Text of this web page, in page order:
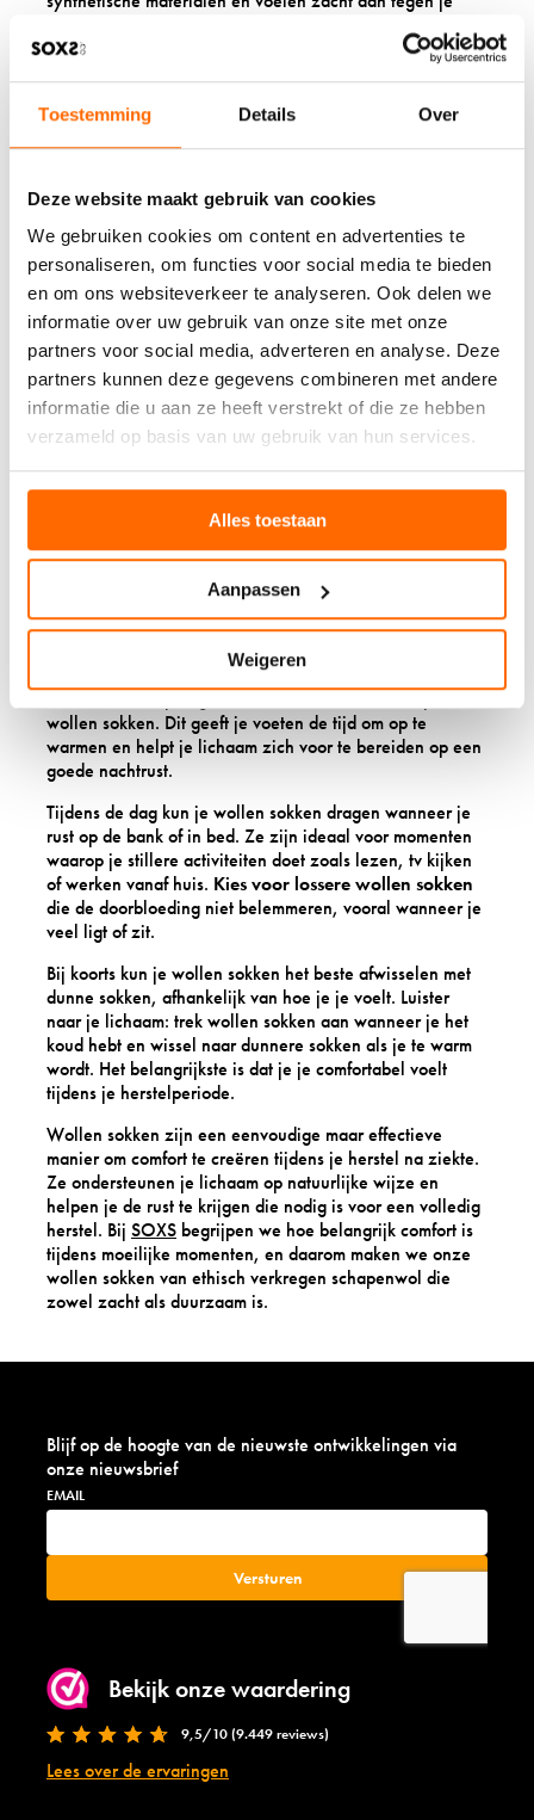
Toestemming Details Over
Deze website maakt gebruik van cookies
We gebruiken cookies om content en advertenties te
personaliseren, om functies voor social media te bieden
en om ons websiteverkeer te analyseren. Ook delen we
informatie over uw gebruik van onze site met onze
partners voor social media, adverteren en analyse. Deze
partners kunnen deze gegevens combineren met andere
informatie die u aan ze heeft verstrekt of die ze hebben
verzameld op basis van uw gebruik van hun services.
Alles toestaan
Aanpassen
Weigeren
medicijnen of ziekte.
Het dragen van wollen sokken geeft ook een
psychologisch gevoel van warmte en zorg. Dit comfort
groot verschil maken in hoe je je voelt.
Wollen sokken hebben een lange levensduur
behouden hun vorm goed, zelfs na veel gebruik tijdens
lange herstelperiodes. De vezels in schapenwol zijn
resistent tegen slijtage en gaan langer mee dan andere
materialen. Dit betekent dat je kunt vertrouwen op het
comfort van je wollen sokken gedurende je hele
WANNEER DRAAG JE
HET BESTE WOLLEN
SOKKEN TIJDENS JE
HERSTEL?
Draag wollen sokken vooral ’s avonds en ’s nachts voor
optimaal comfort tijdens je herstel. Begin ongeveer een
uur voor het slapen gaan met het aantrekken van je
wollen sokken. Dit geeft je voeten de tijd om op te
warmen en helpt je lichaam zich voor te bereiden op een
goede nachtrust.
Tijdens de dag kun je wollen sokken dragen wanneer je
rust op de bank of in bed. Ze zijn ideaal voor momenten
waarop je stillere activiteiten doet zoals lezen, tv kijken
of werken vanaf huis. Kies voor lossere wollen sokken
die de doorbloeding niet belemmeren, vooral wanneer je
veel ligt of zit.
Bij koorts kun je wollen sokken het beste afwisselen met
dunne sokken, afhankelijk van hoe je je voelt. Luister
naar je lichaam: trek wollen sokken aan wanneer je het
koud hebt en wissel naar dunnere sokken als je te warm
wordt. Het belangrijkste is dat je je comfortabel voelt
tijdens je herstelperiode.
Wollen sokken zijn een eenvoudige maar effectieve
manier om comfort te creëren tijdens je herstel na ziekte.
Ze ondersteunen je lichaam op natuurlijke wijze en
helpen je de rust te krijgen die nodig is voor een volledig
herstel. Bij SOXS begrijpen we hoe belangrijk comfort is
tijdens moeilijke momenten, en daarom maken we onze
wollen sokken van ethisch verkregen schapenwol die
zowel zacht als duurzaam is.
Blijf op de hoogte van de nieuwste ontwikkelingen via
onze nieuwsbrief
Bekijk onze waardering
9,5/10 (9.449 reviews)
Lees over de ervaringen